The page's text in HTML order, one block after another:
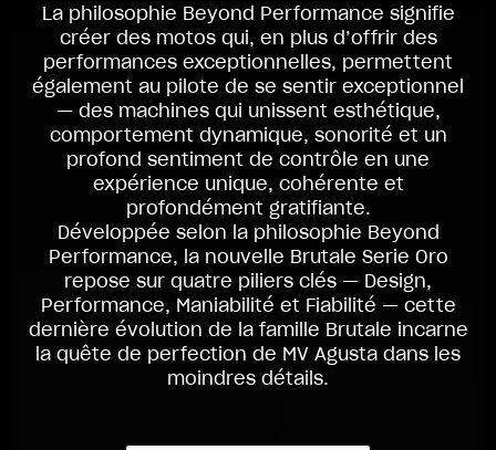
La philosophie Beyond Performance signifie
créer des motos qui, en plus d’offrir des
performances exceptionnelles, permettent
également au pilote de se sentir exceptionnel
— des machines qui unissent esthétique,
comportement dynamique, sonorité et un
profond sentiment de contrôle en une
expérience unique, cohérente et
profondément gratifiante.
Développée selon la philosophie Beyond
Performance, la nouvelle Brutale Serie Oro
repose sur quatre piliers clés — Design,
Performance, Maniabilité et Fiabilité — cette
dernière évolution de la famille Brutale incarne
la quête de perfection de MV Agusta dans les
moindres détails.